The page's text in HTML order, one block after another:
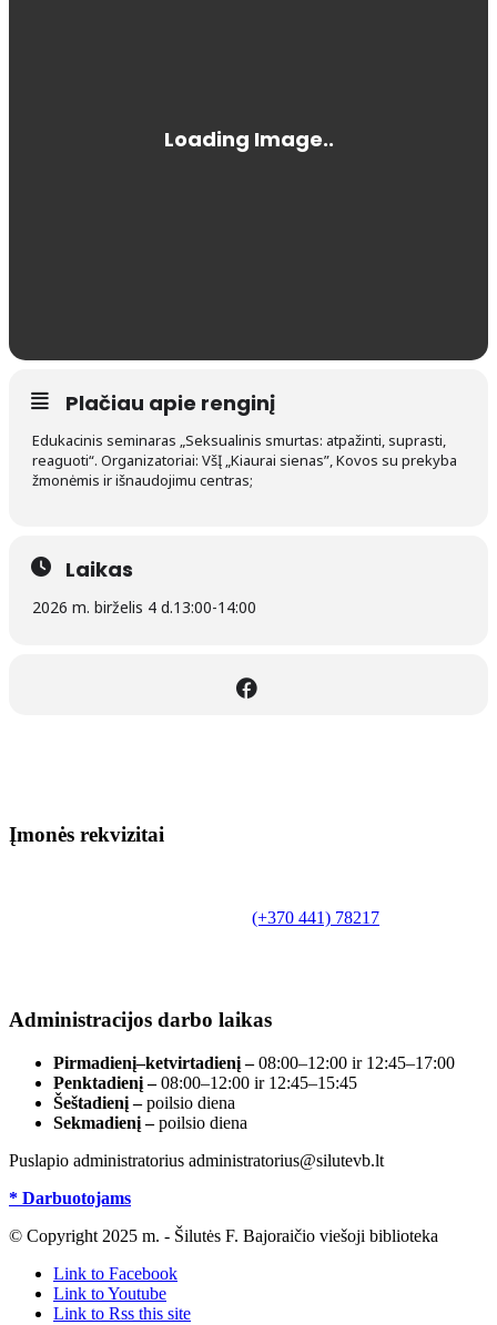
Plačiau apie renginį
Edukacinis seminaras „Seksualinis smurtas: atpažinti, suprasti,
reaguoti“. Organizatoriai: VšĮ „Kiaurai sienas”, Kovos su prekyba
žmonėmis ir išnaudojimu centras;
Laikas
2026 m. birželis 4 d.13:00-14:00
Įmonės rekvizitai
(+370 441) 78217
Administracijos darbo laikas
Pirmadienį–ketvirtadienį –08:00–12:00 ir 12:45–17:00
Penktadienį –08:00–12:00 ir 12:45–15:45
Šeštadienį –poilsio diena
Sekmadienį –poilsio diena
Puslapio administratorius administratorius@silutevb.lt
* Darbuotojams
© Copyright 2025 m. - Šilutės F. Bajoraičio viešoji biblioteka
Link to Facebook
Link to Youtube
Link to Rss this site